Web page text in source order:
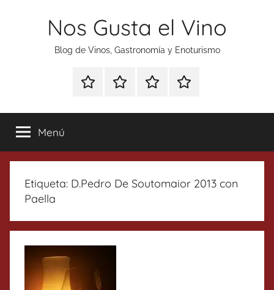
Nos Gusta el Vino
Blog de Vinos, Gastronomía y Enoturismo
Especial
Tonics
Enoturismo
Gastronomía
RankingContacto
Menú
Etiqueta: D.Pedro De Soutomaior 2013 con
Paella